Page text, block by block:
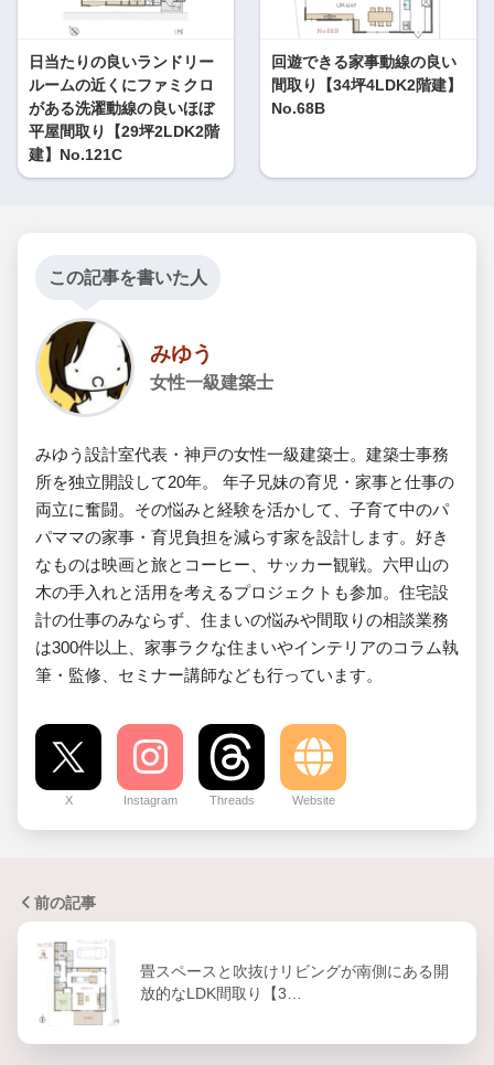
日当たりの良いランドリー
ルームの近くにファミクロ
がある洗濯動線の良いほぼ
平屋間取り【29坪2LDK2階
建】No.121C
回遊できる家事動線の良い
間取り【34坪4LDK2階建】
No.68B
この記事を書いた人
みゆう
女性一級建築士
みゆう設計室代表・神戸の女性一級建築士。建築士事務
所を独立開設して20年。 年子兄妹の育児・家事と仕事の
両立に奮闘。その悩みと経験を活かして、子育て中のパ
パママの家事・育児負担を減らす家を設計します。好き
なものは映画と旅とコーヒー、サッカー観戦。六甲山の
木の手入れと活用を考えるプロジェクトも参加。住宅設
計の仕事のみならず、住まいの悩みや間取りの相談業務
は300件以上、家事ラクな住まいやインテリアのコラム執
筆・監修、セミナー講師なども行っています。
X Instagram Threads Website
前の記事
畳スペースと吹抜けリビングが南側にある開
放的なLDK間取り【3…